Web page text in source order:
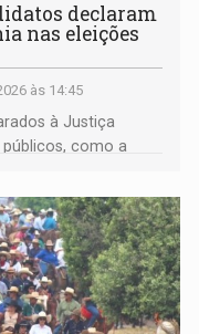
declaram
nas eleições
às 14:45
à Justiça
como a
dos Anjos